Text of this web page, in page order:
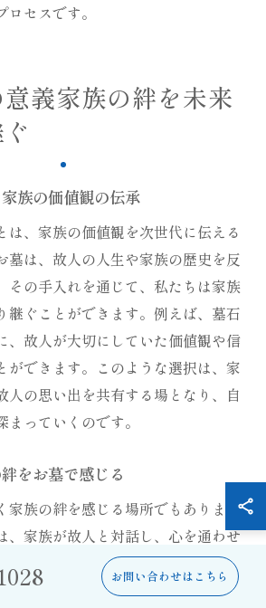
セスです。
義家族の絆を未来
族の価値観の伝承
は、家族の価値観を次世代に伝える
墓は、故人の人生や家族の歴史を反
その手入れを通じて、私たちは家族
継ぐことができます。例えば、墓石
、故人が大切にしていた価値観や信
ができます。このような選択は、家
人の思い出を共有する場となり、自
っていくのです。
をお墓で感じる
家族の絆を感じる場所でもありま
、家族が故人と対話し、心を通わせ
。その静寂の中で、個々の家族が故
気持ちを新たにし、家族としての一
お問い合わせはこちら